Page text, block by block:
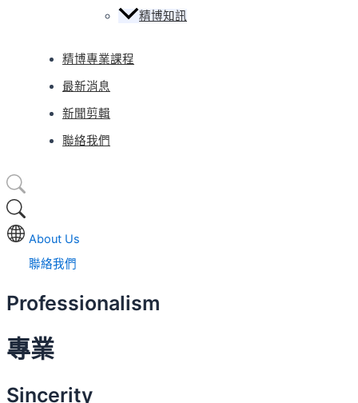
精博知訊
精博專業課程
最新消息
新聞剪輯
聯絡我們
About Us
聯絡我們
Professionalism
專業
Sincerity